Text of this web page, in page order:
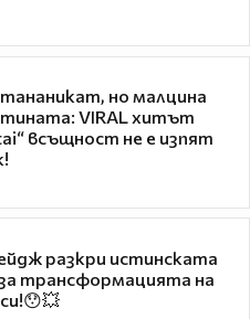
тананикат, но малцина
VIRAL хитът
всъщност не е изпят
разкри истинската
трансформацията на